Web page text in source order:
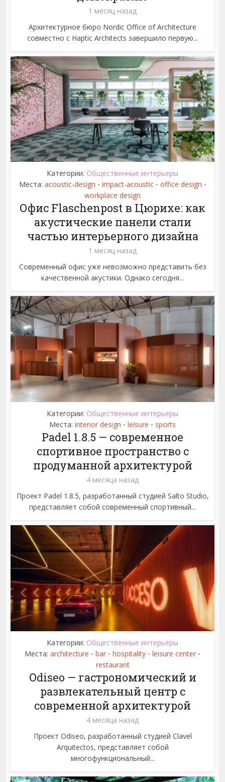
1 месяц назад
Архитектурное бюро Nordic Office of Architecture
совместно с Haptic Architects завершило первую...
Категории: Общественные интерьеры
Места: acoustic-design • impact-acoustic • office design •
workplace design
Офис Flaschenpost в Цюрихе: как
акустические панели стали
частью интерьерного дизайна
1 месяц назад
Современный офис уже невозможно представить без
качественной акустики. Однако сегодня...
Категории: Общественные интерьеры
Места: interior design • leisure • sports
Padel 1.8.5 — современное
спортивное пространство с
продуманной архитектурой
4 месяца назад
Проект Padel 1.8.5, разработанный студией Salto Studio,
представляет собой современный спортивный...
Категории: Общественные интерьеры
Места: architecture • bar • hospitality • leisure center •
restaurant
Odiseo — гастрономический и
развлекательный центр с
современной архитектурой
4 месяца назад
Проект Odiseo, разработанный студией Clavel
Arquitectos, представляет собой
многофункциональный...